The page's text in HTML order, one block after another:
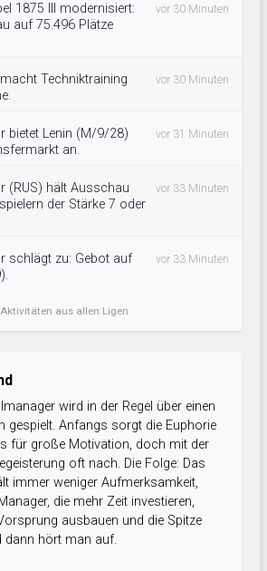
1875 III modernisiert:
auf 75.496 Plätze
vor 30 Minuten
Techniktraining
vor 30 Minuten
bietet Lenin (M/9/28)
an.
vor 31 Minuten
(RUS) hält Ausschau
der Stärke 7 oder
vor 33 Minuten
schlägt zu: Gebot auf
vor 33 Minuten
Aktivitäten aus allen Ligen
wird in der Regel über einen
gespielt. Anfangs sorgt die Euphorie
für große Motivation, doch mit der
oft nach. Die Folge: Das
immer weniger Aufmerksamkeit,
die mehr Zeit investieren,
ausbauen und die Spitze
dann hört man auf.